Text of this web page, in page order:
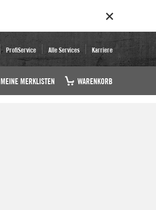
ProfiService Alle Services Karriere
MEINE MERKLISTEN WARENKORB